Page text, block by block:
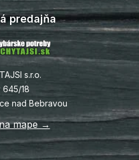
predajňa
s.r.o.
645/18
nad Bebravou
mape →